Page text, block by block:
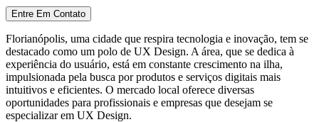
Entre Em Contato
Florianópolis, uma cidade que respira tecnologia e inovação, tem se
destacado como um polo de UX Design. A área, que se dedica à
experiência do usuário, está em constante crescimento na ilha,
impulsionada pela busca por produtos e serviços digitais mais
intuitivos e eficientes. O mercado local oferece diversas
oportunidades para profissionais e empresas que desejam se
especializar em UX Design.